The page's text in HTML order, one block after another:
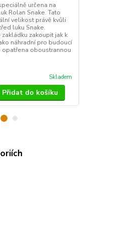
určena na
Rolan Snake. Tato
velikost právě kvůli
luku Snake.
zakoupit jak k
náhradní pro budoucí
opatřena oboustrannou
Skladem
Přidat do košíku